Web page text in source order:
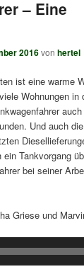
– Eine
2016vonhertel
ist eine warme
Wohnungen in
Und auch
Tankvorgang
bei seiner
Griese und